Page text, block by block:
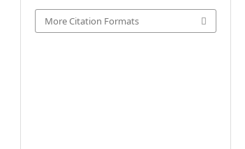
More Citation Formats